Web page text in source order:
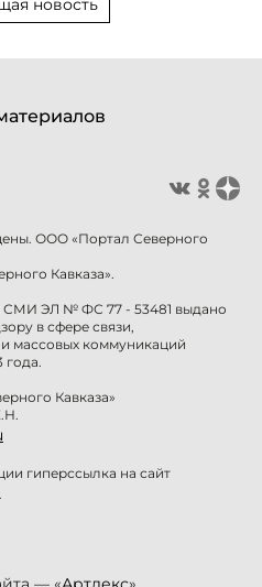
новость
ООО «Портал Северного
Кавказа».
СМИ ЭЛ № ФС 77 - 53481 выдано
в сфере связи,
массовых коммуникаций
года.
Кавказа»
гиперссылка на сайт